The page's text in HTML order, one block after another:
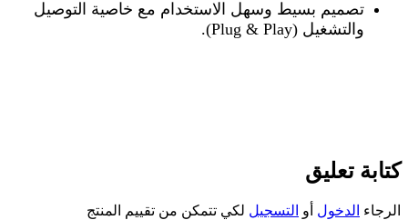
تصميم بسيط وسهل الاستخدام مع خاصية التوصيل
والتشغيل (Plug & Play).
كتابة تعليق
الرجاء الدخول أو التسجيل لكي تتمكن من تقييم المنتج